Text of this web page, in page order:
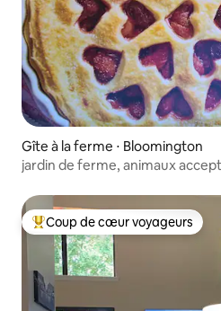
Gîte à la ferme ⋅ Bloomington
jardin de ferme, animaux
Coups de cœur voyageurs les
Coup de cœur voyageurs